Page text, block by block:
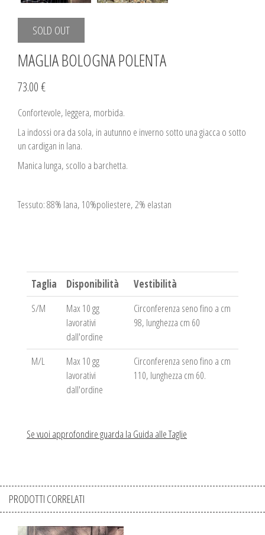
SOLD OUT
MAGLIA BOLOGNA POLENTA
73.00 €
Confortevole, leggera, morbida.
La indossi ora da sola, in autunno e inverno sotto una giacca o sotto
un cardigan in lana.
Manica lunga, scollo a barchetta.
Tessuto: 88% lana, 10%poliestere, 2% elastan
Taglia Disponibilità
Vestibilità
S/M
Max 10 gg
lavorativi
dall'ordine
Circonferenza seno fino a cm
98, lunghezza cm 60
M/L
Max 10 gg
lavorativi
dall'ordine
Circonferenza seno fino a cm
110, lunghezza cm 60.
Se vuoi approfondire guarda la Guida alle Taglie
PRODOTTI CORRELATI